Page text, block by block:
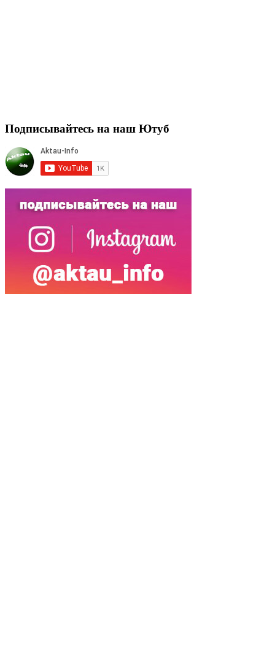
Подписывайтесь на наш Ютуб